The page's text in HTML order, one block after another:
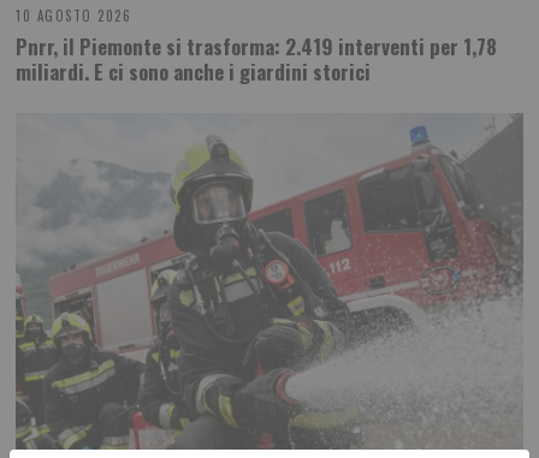
10 AGOSTO 2026
Pnrr, il Piemonte si trasforma: 2.419 interventi per 1,78
miliardi. E ci sono anche i giardini storici